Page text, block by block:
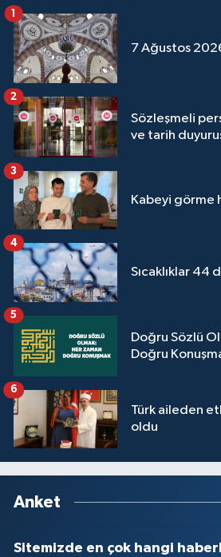
7 Ağustos
1
Sözleşmeli
ve tarih
2
Kabeyi görme
3
Sıcaklıklar 44
4
Doğru Sözlü
Doğru
5
Türk aileden
oldu
6
Anket
Sitemizde en çok hangi